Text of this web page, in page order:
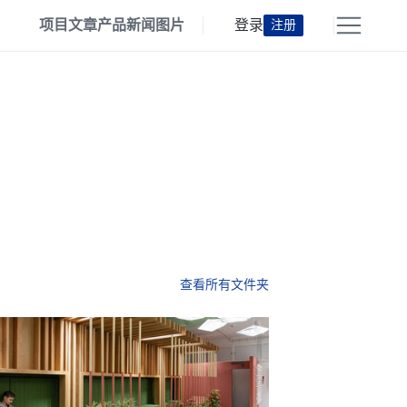
项目文章产品新闻 图片 登录 注册
查看所有文件夹